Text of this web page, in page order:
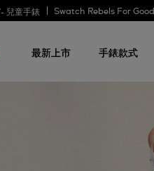
- 兒童手錶 Swatch Rebels For Good
最新上市 手錶款式